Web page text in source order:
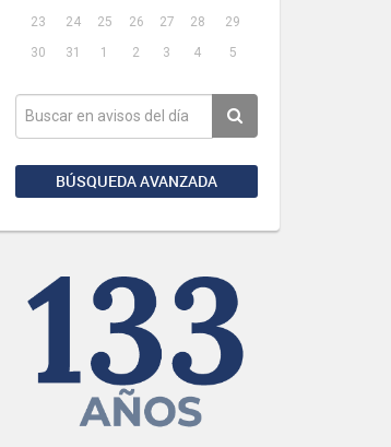
23
24 25 26 27 28
29
30
31 1 2 3 4 5
BÚSQUEDA AVANZADA